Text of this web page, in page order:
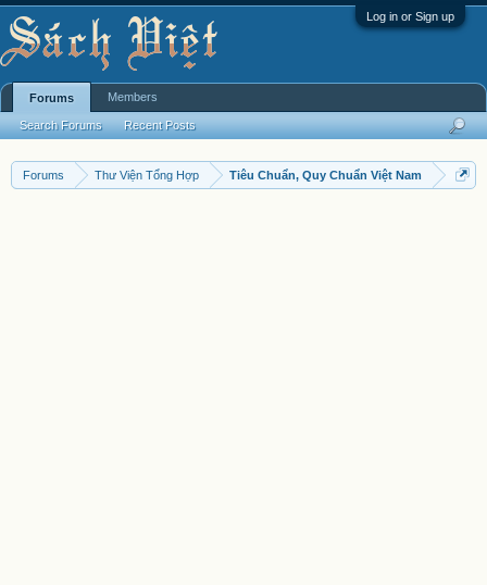
Log in or Sign up
Forums Thư Viện Tổng Hợp Tiêu Chuẩn, Quy Chuẩn Việt Nam
Forums
Search Forums Recent Posts
Members